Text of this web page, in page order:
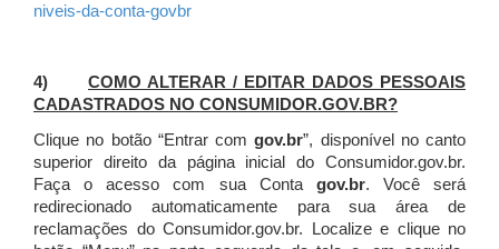
niveis-da-conta-govbr
4) COMO ALTERAR / EDITAR DADOS PESSOAIS
CADASTRADOS NO CONSUMIDOR.GOV.BR?
Clique no botão “Entrar comgov.br”, disponível no canto
superior direito da página inicial do Consumidor.gov.br.
Faça o acesso com sua Conta gov.br. Você será
redirecionado automaticamente para sua área de
reclamações do Consumidor.gov.br.
Localize e clique no